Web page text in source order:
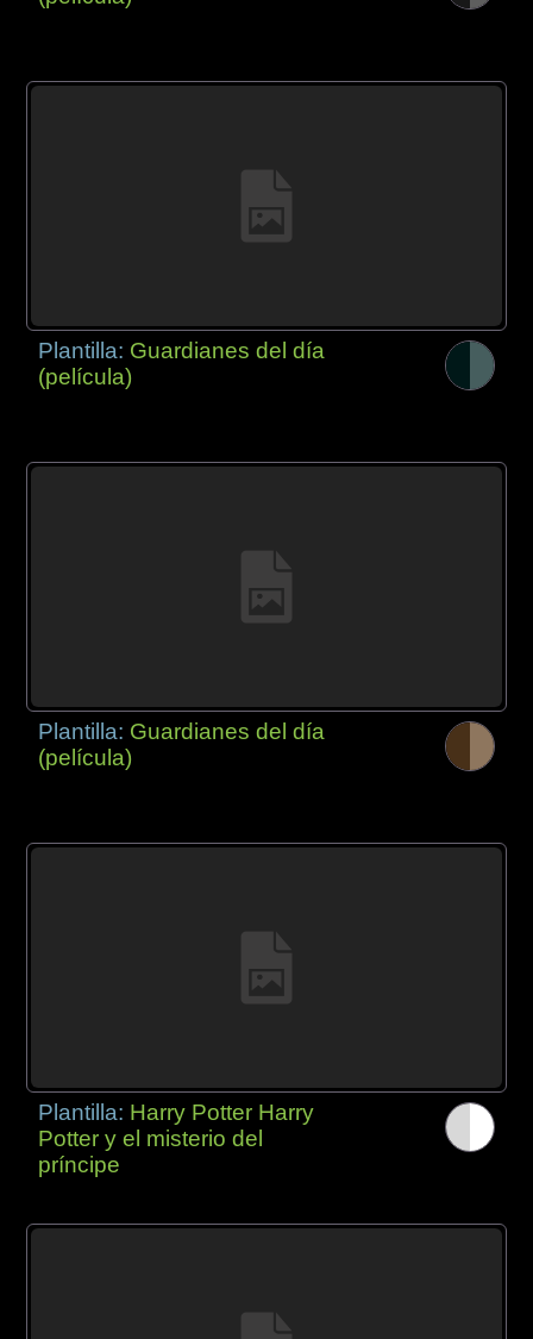
Plantilla: Guardianes del día
(película)
Plantilla: Guardianes del día
(película)
Plantilla: Harry Potter Harry
Potter y el misterio del
príncipe